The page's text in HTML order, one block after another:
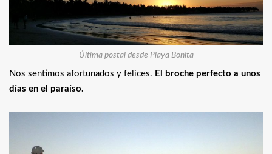
Última postal desde Playa Bonita
Nos sentimos afortunados y felices. El broche perfecto a unos
días en el paraíso.